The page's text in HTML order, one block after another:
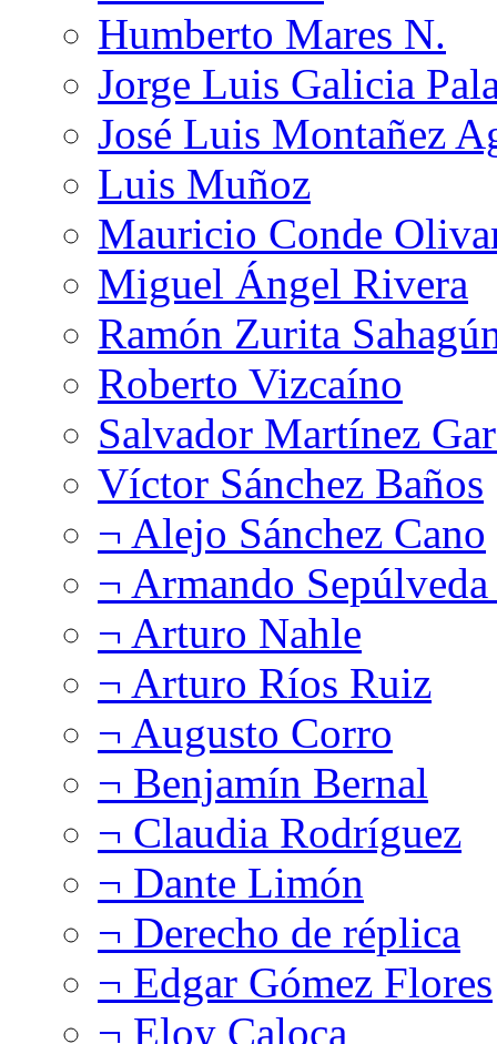
Humberto Mares N.
Jorge Luis Galicia
José Luis Montañez
Luis Muñoz
Mauricio Conde
Miguel Ángel Rivera
Ramón Zurita
Roberto Vizcaíno
Salvador Martínez
Víctor Sánchez Baños
¬ Alejo Sánchez Cano
¬ Armando
¬ Arturo Nahle
¬ Arturo Ríos Ruiz
¬ Augusto Corro
¬ Benjamín Bernal
¬ Claudia Rodríguez
¬ Dante Limón
¬ Derecho de réplica
¬ Edgar Gómez Flores
¬ Eloy Caloca